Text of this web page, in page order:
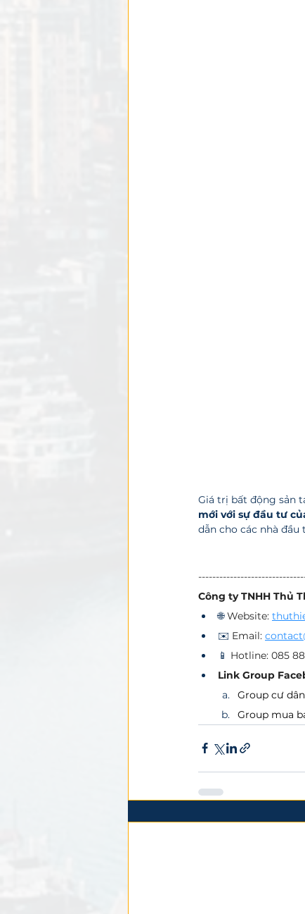
Giá trị bất động sản
mới với sự đầu tư
dẫn cho các nhà đầu
Công ty TNHH Thủ
🌐 Website:
✉️ Email:
📱 Hotline: 085
Link Group
Group cư
Group mua